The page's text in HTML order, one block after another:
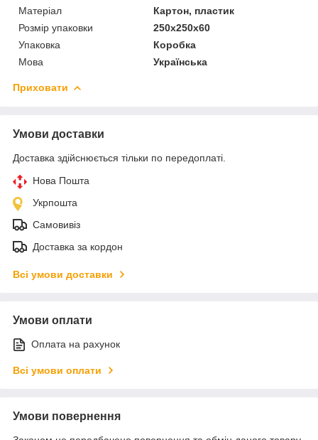
Матеріал
Картон, пластик
Розмір упаковки
250х250х60
Упаковка
Коробка
Мова
Українська
Приховати
Умови доставки
Доставка здійснюється тільки по передоплаті.
Нова Пошта
Укрпошта
Самовивіз
Доставка за кордон
Всі умови доставки
Умови оплати
Оплата на рахунок
Всі умови оплати
Умови повернення